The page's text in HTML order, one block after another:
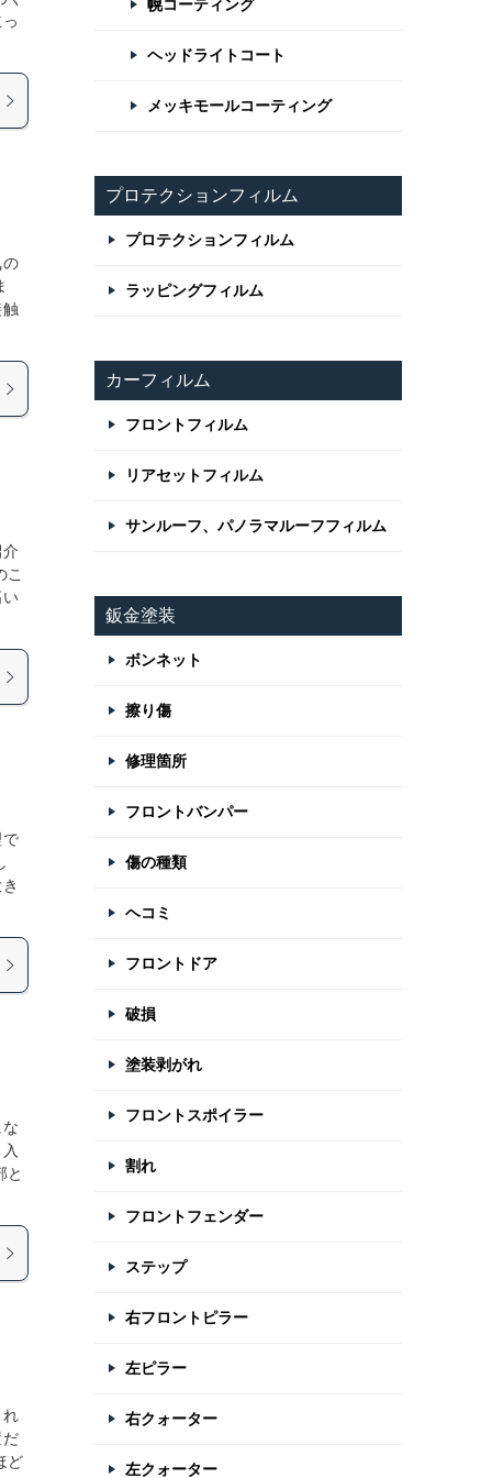
の
こ
い
で
と
れ
だ
ど
幌コーティング
ヘッドライトコート
メッキモールコーティング
プロテクションフィルム
プロテクションフィルム
ラッピングフィルム
カーフィルム
フロントフィルム
リアセットフィルム
サンルーフ、パノラマルーフフィルム
鈑金塗装
ボンネット
擦り傷
修理箇所
フロントバンパー
傷の種類
ヘコミ
フロントドア
破損
塗装剥がれ
フロントスポイラー
割れ
フロントフェンダー
ステップ
右フロントピラー
左ピラー
右クォーター
左クォーター